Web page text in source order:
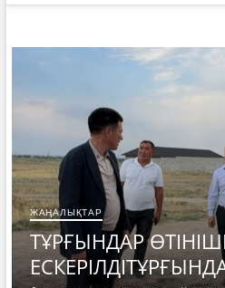
ЖАҢАЛЫҚТАР
ТҰРҒЫНДАР ӨТІНІШІ